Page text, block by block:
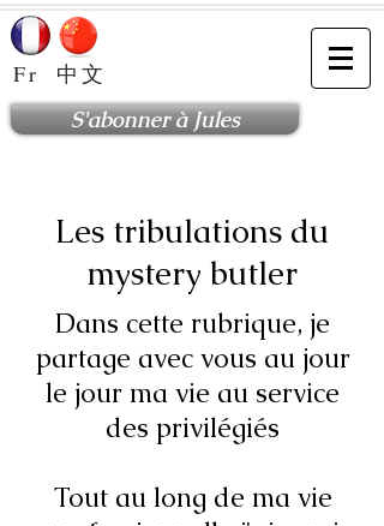
Fr 中文
S'abonner à Jules
Les tribulations du
mystery butler
Dans cette rubrique, je
partage avec vous au jour
le jour ma vie au service
des privilégiés
Tout au long de ma vie